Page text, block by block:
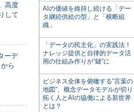
高度
して
ーデ
ら
AIの価値を維持し続ける「デー
タ継続供給の型」と「横断組
織」
「データの民主化」の実践法！
ナレッジ提供と自律的データ活
用の仕組み作りが“鍵”に
ビジネス全体を俯瞰する“言葉の
地図”、概念データモデルが切り
拓く人とAIの協働による新世界
とは？